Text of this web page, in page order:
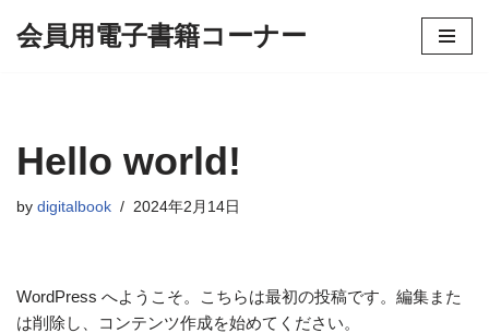
ツ
ス
プ
会員用電子書籍コーナー
Hello world!
by digitalbook 2024年2月14日
WordPress へようこそ。こちらは最初の投稿です。編集また
は削除し、コンテンツ作成を始めてください。